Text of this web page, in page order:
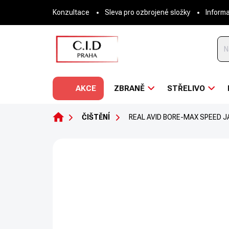
obsah
Konzultace Sleva pro ozbrojené složky
AKCE ZBRANĚ STŘELIVO
DOMŮČIŠTĚNÍ REAL AVID BORE-MAX SPEED